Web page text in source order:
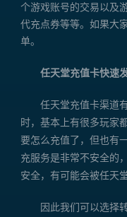
个游戏账号的交易以及
代充点券等等。如果大
单。
任天堂充值卡快速
任天堂充值卡渠道有
时，基本上有很多玩家
要怎么充值了，但也有
充服务是非常不安全的
安全，有可能会被任天
因此我们可以选择转